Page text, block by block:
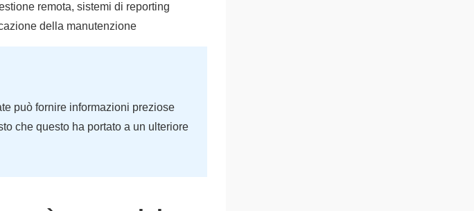
remota, sistemi di reporting
della manutenzione
può fornire informazioni preziose
che questo ha portato a un ulteriore